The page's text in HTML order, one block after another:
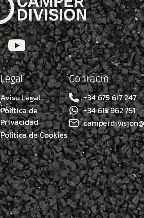
Legal
Aviso Legal
Política de
Privacidad​
Política de Cookies
Contacto
+34 675 617 247
+34 615 962 751